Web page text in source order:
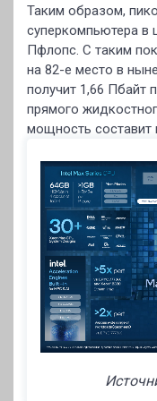
Таким образом,
суперкомпьютера в
Пфлопс. С таким
на 82-е место в
получит 1,66 Пбайт
прямого
мощность составит